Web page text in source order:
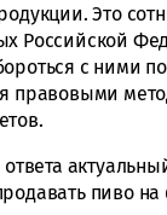
Это
Российской
с ними
правовыми
пиво